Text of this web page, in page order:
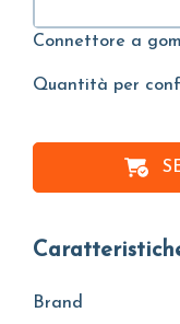
Connettore a
Quantità per
Brand